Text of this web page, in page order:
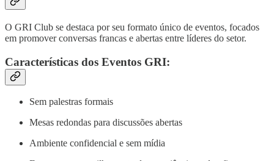
O GRI Club se destaca por seu formato único de eventos, focados
em promover conversas francas e abertas entre líderes do setor.
Características dos Eventos GRI:
Sem palestras formais
Mesas redondas para discussões abertas
Ambiente confidencial e sem mídia